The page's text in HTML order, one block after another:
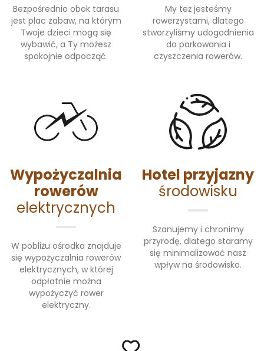
Bezpośrednio obok tarasu
jest plac zabaw, na którym
Twoje dzieci mogą się
wybawić, a Ty możesz
spokojnie odpocząć.
My też jesteśmy
rowerzystami, dlatego
stworzyliśmy udogodnienia
do parkowania i
czyszczenia rowerów.
Wypożyczalnia
rowerów
elektrycznych
W pobliżu ośrodka znajduje
się wypożyczalnia rowerów
elektrycznych, w której
odpłatnie można
wypożyczyć rower
elektryczny.
Hotel przyjazny
środowisku
Szanujemy i chronimy
przyrodę, dlatego staramy
się minimalizować nasz
wpływ na środowisko.